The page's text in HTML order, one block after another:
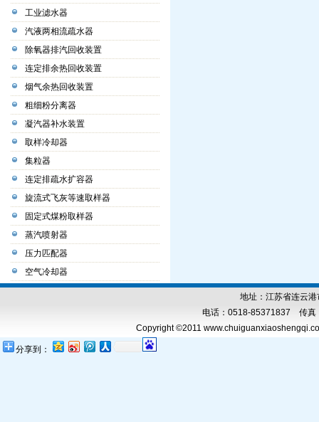
工业滤水器
汽液两相流疏水器
除氧器排汽回收装置
连定排余热回收装置
烟气余热回收装置
粗细粉分离器
凝汽器补水装置
取样冷却器
集粒器
连定排疏水扩容器
旋流式飞灰等速取样器
固定式煤粉取样器
蒸汽喷射器
压力匹配器
空气冷却器
地址：江苏省连云
电话：0518-85371837 传
Copyright ©2011
分享到：